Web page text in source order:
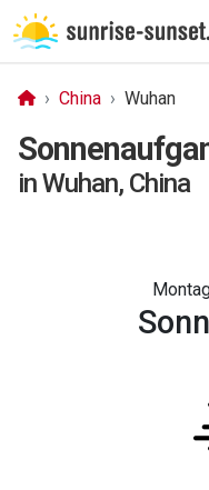
China Wuhan
in Wuhan, China